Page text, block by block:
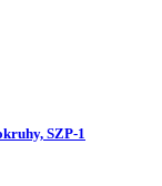
SZP-1